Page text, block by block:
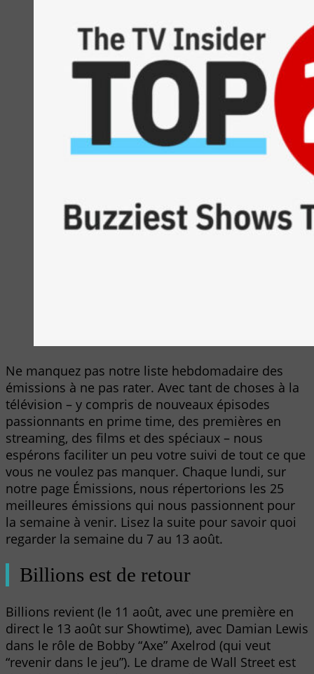
Ne manquez pas notre liste hebdomadaire des
émissions à ne pas rater. Avec tant de choses à la
télévision – y compris de nouveaux épisodes
passionnants en prime time, des premières en
streaming, des films et des spéciaux – nous
espérons faciliter un peu votre suivi de tout ce que
vous ne voulez pas manquer. Chaque lundi, sur
notre page Émissions, nous répertorions les 25
meilleures émissions qui nous passionnent pour
la semaine à venir. Lisez la suite pour savoir quoi
regarder la semaine du 7 au 13 août.
Billions est de retour
Billions revient (le 11 août, avec une première en
direct le 13 août sur Showtime), avec Damian Lewis
dans le rôle de Bobby “Axe” Axelrod (qui veut
“revenir dans le jeu”). Le drame de Wall Street est